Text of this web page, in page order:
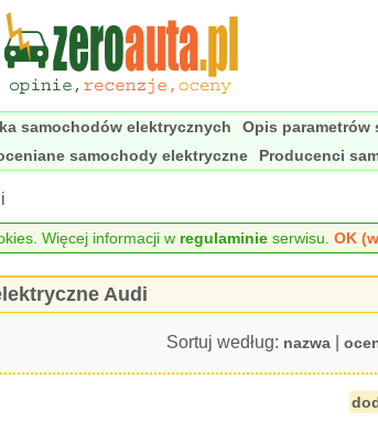
samochodów elektrycznych Opis parametrów
samochody elektryczne Producenci
Więcej informacji w regulaminieserwisu. OK
Audi
Sortuj według: nazwa|